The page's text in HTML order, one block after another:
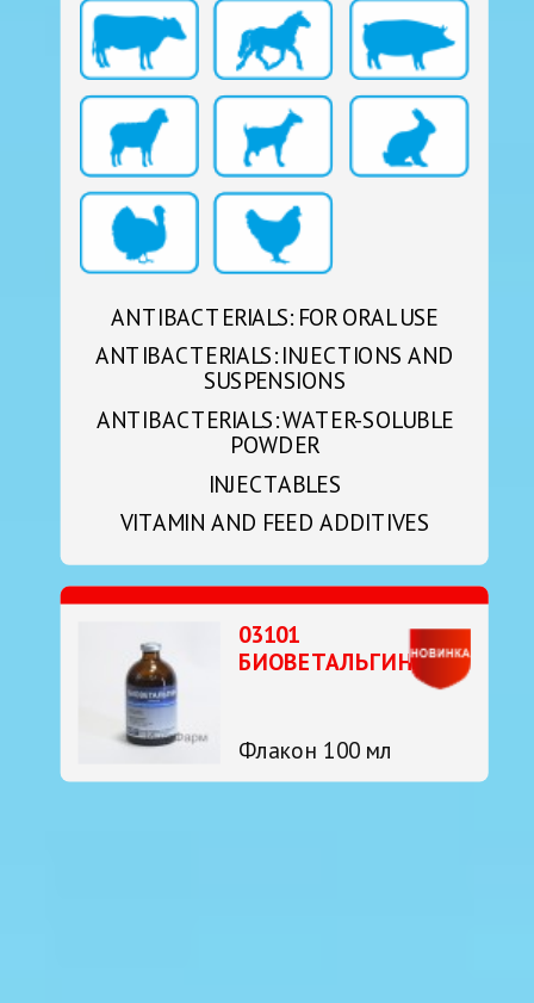
ANTIBACTERIALS: FOR ORAL USE
ANTIBACTERIALS: INJECTIONS AND
SUSPENSIONS
ANTIBACTERIALS: WATER-SOLUBLE
POWDER
INJECTABLES
VITAMIN AND FEED ADDITIVES
03101
БИОВЕТАЛЬГИН
Флакон 100 мл